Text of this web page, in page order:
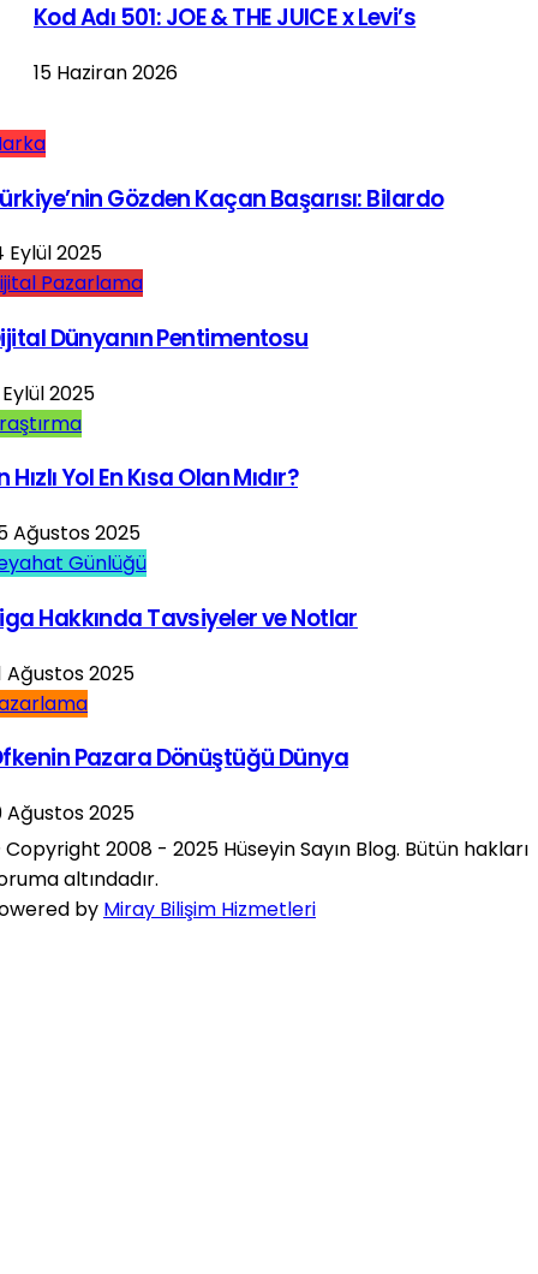
Kod Adı 501: JOE & THE JUICE x Levi’s
15 Haziran 2026
Gözden Kaçan Başarısı: Bilardo
Eylül 2025
Pazarlama
Dünyanın Pentimentosu
2025
Hızlı Yol En Kısa Olan Mıdır?
Ağustos 2025
Günlüğü
Hakkında Tavsiyeler ve Notlar
Ağustos 2025
Pazara Dönüştüğü Dünya
Ağustos 2025
2008 - 2025 Hüseyin Sayın Blog. Bütün hakları
altındadır.
by Miray Bilişim Hizmetleri